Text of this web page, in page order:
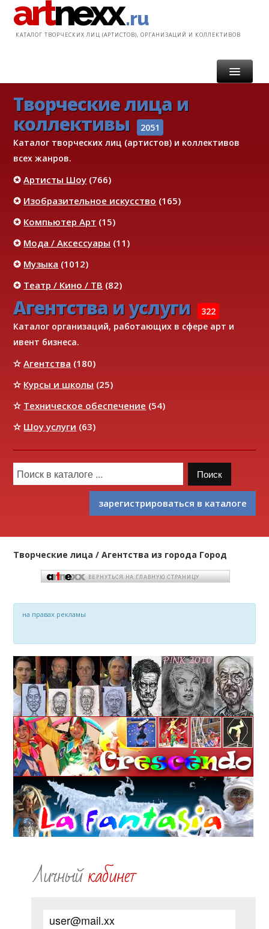
artnexx.ru
КАТАЛОГ ТВОРЧЕСКИХ ЛИЦ (АРТИСТОВ), ОРГАНИЗАЦИЙ И КОЛЛЕКТИВОВ
ГЛАВНАЯ
КАТАЛОГ
ИНФОРМАЦИЯ
КОНТАКТ
Творческие лица и
коллективы
2051
Каталог творческих лиц (артистов) и коллективов
всех жанров.
✪Артисты Шоу (766)
✪ Изобразительное искусство (165)
✪ Компьютер Арт (15)
✪ Мода / Аксессуары (11)
✪ Музыка (1012)
✪ Театр / Кино / ТВ (82)
Агентства и услуги
322
Каталог организаций, работающих в сфере арт и
ивент бизнеса.
✫Агентства (180)
✫ Курсы и школы (25)
✫ Техническое обеспечение (54)
✫ Шоу услуги (63)
зарегистрироваться в каталоге
Творческие лица / Агентства из города Город
на правах рекламы
Личныйкабинет